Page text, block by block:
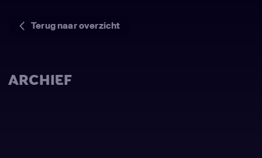
Terug naar overzicht
ARCHIEF